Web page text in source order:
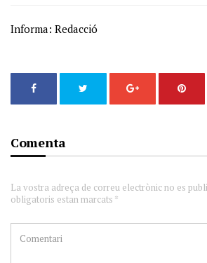
Informa: Redacció
Comenta
La vostra adreça de correu electrònic no es
obligatoris estan marcats *